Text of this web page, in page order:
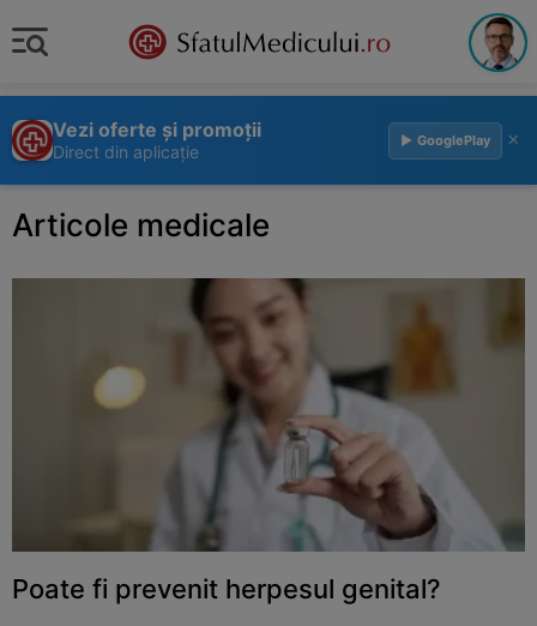
Vezi oferte și promoții
Direct din aplicație
▶ GooglePlay ×
Articole medicale
Poate fi prevenit herpesul genital?